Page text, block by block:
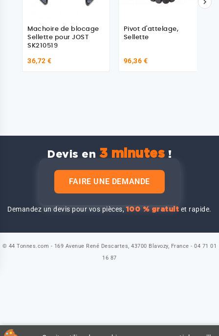
Machoire de blocage
Sellette pour JOST
SK210519
36,72 €
Pivot d'attelage,
Sellette
96,36 €

Devis en 3 minutes !
FAIRE UNE DEMANDE
Demandez un devis pour vos pièces,100 % gratuit et rapide.
© 44 Tonnes.com - 169 Avenue René Descartes, 43700 Blavozy, France - 04 71 01
16 87